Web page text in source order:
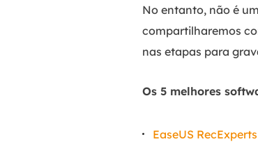
No entanto, não é
compartilharemos
nas etapas para
Os 5 melhores
EaseUS